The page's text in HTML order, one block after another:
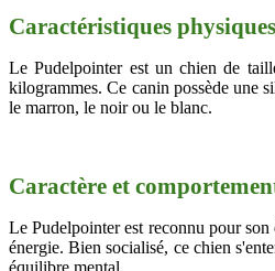
Caractéristiques physiques
Le Pudelpointer est un chien de
kilogrammes. Ce canin possède une
le marron, le noir ou le blanc.
Caractère et
Le Pudelpointer est reconnu pour
énergie. Bien socialisé, ce chien
équilibre mental.